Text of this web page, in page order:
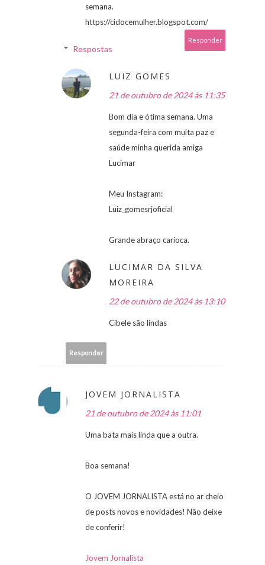
semana.
https://cidocemulher.blogspot.com/
Responder
Respostas
LUIZ GOMES
21 de outubro de 2024 às 11:35
Bom dia e ótima semana. Uma
segunda-feira com muita paz e
saúde minha querida amiga
Lucimar
Meu Instagram:
Luiz_gomesrjoficial
Grande abraço carioca.
LUCIMAR DA SILVA
MOREIRA
22 de outubro de 2024 às 13:10
Cibele são lindas
Responder
JOVEM JORNALISTA
21 de outubro de 2024 às 11:01
Uma bata mais linda que a outra.
Boa semana!
O JOVEM JORNALISTA está no ar cheio
de posts novos e novidades! Não deixe
de conferir!
Jovem Jornalista